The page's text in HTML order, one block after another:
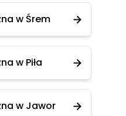
w Śrem
w Piła
w Jawor